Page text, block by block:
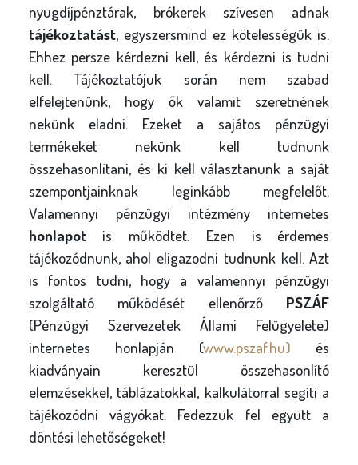
nyugdíjpénztárak, brókerek szívesen adnak
tájékoztatást, egyszersmind ez kötelességük is.
Ehhez persze kérdezni kell, és kérdezni is tudni
kell. Tájékoztatójuk során nem szabad
elfelejtenünk, hogy ők valamit szeretnének
nekünk eladni. Ezeket a sajátos pénzügyi
termékeket nekünk kell tudnunk
összehasonlítani, és ki kell választanunk a saját
szempontjainknak leginkább megfelelőt.
Valamennyi pénzügyi intézmény internetes
honlapotis működtet. Ezen is érdemes
tájékozódnunk, ahol eligazodni tudnunk kell. Azt
is fontos tudni, hogy a valamennyi pénzügyi
szolgáltató működését ellenőrző PSZÁF
(Pénzügyi Szervezetek Állami Felügyelete)
internetes honlapján (www.pszaf.hu) és
kiadványain keresztül összehasonlító
elemzésekkel, táblázatokkal, kalkulátorral segíti a
tájékozódni vágyókat. Fedezzük fel együtt a
döntési lehetőségeket!